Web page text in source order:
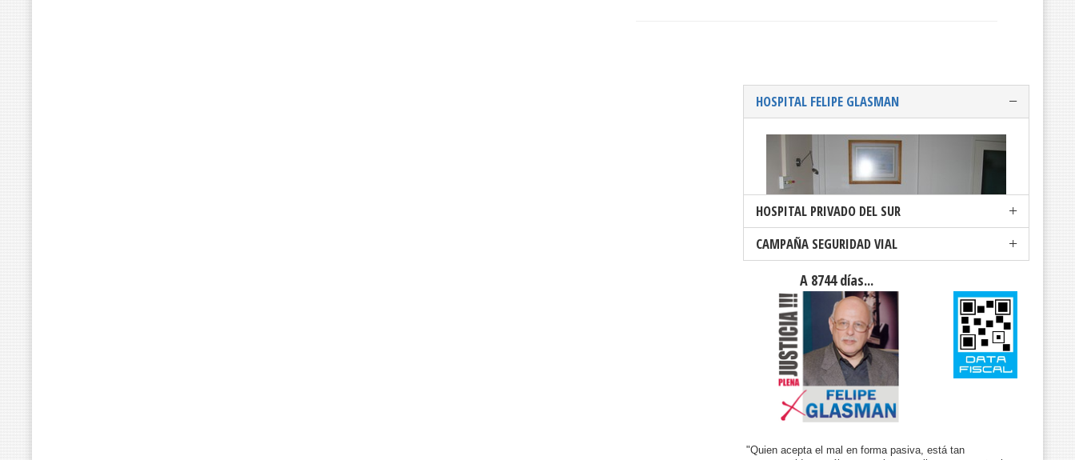
HOSPITAL FELIPE GLASMAN
Año tras año, el HAM mejora sus servicio y calidad de atención.
Usted se lo merece...
HOSPITAL PRIVADO DEL SUR
Creciendo junto a la ciudad de Bahía Blanca,
CAMPAÑA SEGURIDAD VIAL
A 8744 días...
"Quien acepta el mal en forma pasiva, está tan